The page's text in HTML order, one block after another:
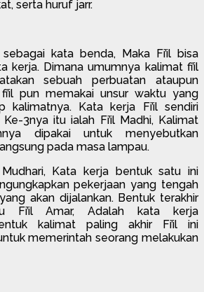
serta huruf jarr.
kata benda, Maka Fi’il bisa
kerja. Dimana umumnya kalimat fi’il
sebuah perbuatan ataupun
pun memakai unsur waktu yang
kalimatnya. Kata kerja Fi’il sendiri
3nya itu ialah Fi’il Madhi, Kalimat
dipakai untuk menyebutkan
pada masa lampau.
Kata kerja bentuk satu ini
pekerjaan yang tengah
akan dijalankan. Bentuk terakhir
Fi’il Amar, Adalah kata kerja
kalimat paling akhir Fi’il ini
memerintah seorang melakukan